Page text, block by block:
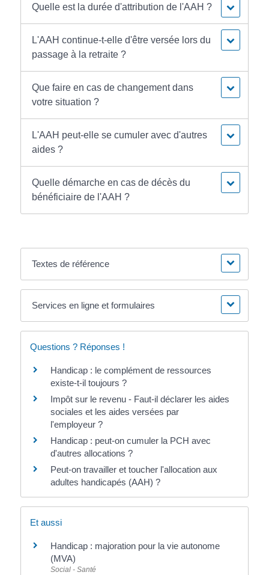
Quelle est la durée d'attribution de l'AAH ?
L'AAH continue-t-elle d'être versée lors du
passage à la retraite ?
Que faire en cas de changement dans
votre situation ?
L'AAH peut-elle se cumuler avec d'autres
aides ?
Quelle démarche en cas de décès du
bénéficiaire de l'AAH ?
Textes de référence
Services en ligne et formulaires
Questions ? Réponses !
Handicap : le complément de ressources
existe-t-il toujours ?
Impôt sur le revenu - Faut-il déclarer les aides
sociales et les aides versées par
l'employeur ?
Handicap : peut-on cumuler la PCH avec
d'autres allocations ?
Peut-on travailler et toucher l'allocation aux
adultes handicapés (AAH) ?
Et aussi
Handicap : majoration pour la vie autonome
(MVA)
Social - Santé